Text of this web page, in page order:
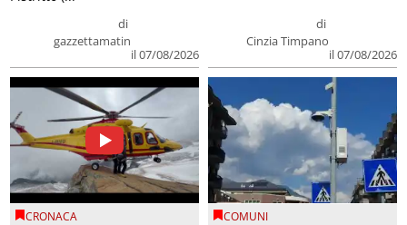
di
gazzettamatin
il 07/08/2026
di
Cinzia Timpano
il 07/08/2026
CRONACA COMUNI